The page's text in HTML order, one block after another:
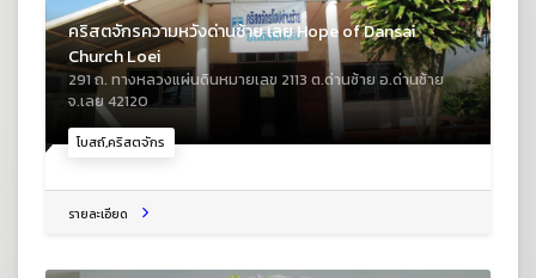
โบสถ์,คริสตจักร
คริสตจักรความหวังด่านซ้าย เลย Hope of Dansai
Church Loei
291 ถ. ทางหลวงแผ่นดินหมายเลข 2113 ต.ด่านซ้าย อ.ด่านซ้าย
จ.เลย 42120
รายละเอียด